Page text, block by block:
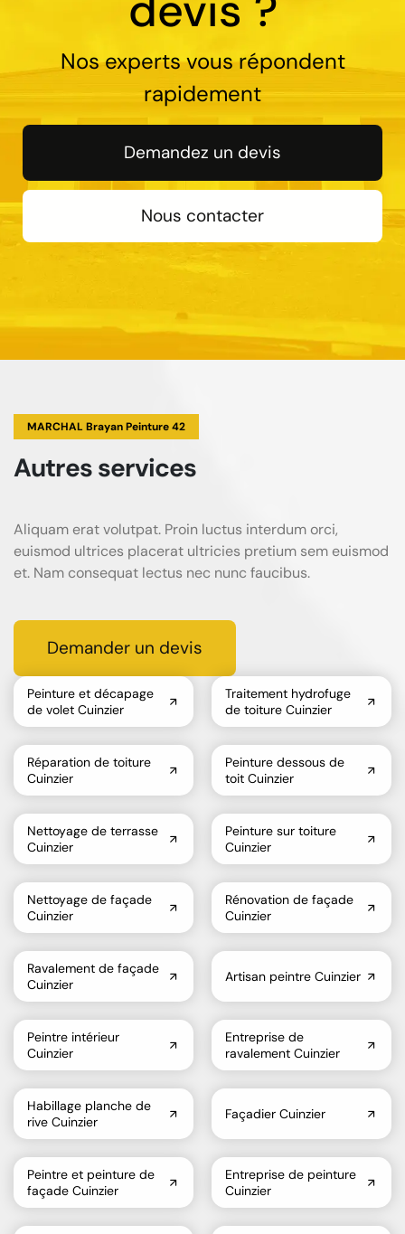
Nos experts vous répondent
rapidement
Demandez un devis
Nous contacter
MARCHAL Brayan Peinture 42
Autres services
Aliquam erat volutpat. Proin luctus interdum orci,
euismod ultrices placerat ultricies pretium sem euismod
et. Nam consequat lectus nec nunc faucibus.
Demander un devis
Peinture et décapage
de volet Cuinzier
Traitement hydrofuge
de toiture Cuinzier
Réparation de toiture
Cuinzier
Peinture dessous de
toit Cuinzier
Nettoyage de terrasse
Cuinzier
Peinture sur toiture
Cuinzier
Nettoyage de façade
Cuinzier
Rénovation de façade
Cuinzier
Ravalement de façade
Cuinzier
Artisan peintre Cuinzier
Peintre intérieur
Cuinzier
Entreprise de
ravalement Cuinzier
Habillage planche de
rive Cuinzier
Façadier Cuinzier
Peintre et peinture de
façade Cuinzier
Entreprise de peinture
Cuinzier